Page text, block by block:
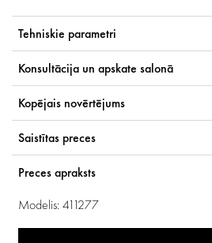
Tehniskie parametri
Konsultācija un apskate salonā
Kopējais novērtējums
Saistītas preces
Preces apraksts
Modelis: 411277